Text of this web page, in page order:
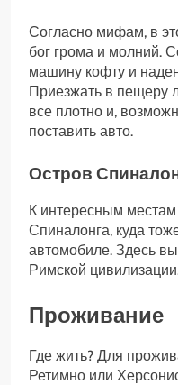
Согласно мифам, в
бог грома и молний.
машину кофту и
Приезжать в пещеру
все плотно и,
поставить авто.
Остров
К интересным местам
Спиналонга, куда
автомобиле. Здесь
Римской
Проживание
Где жить? Для
Ретимно или